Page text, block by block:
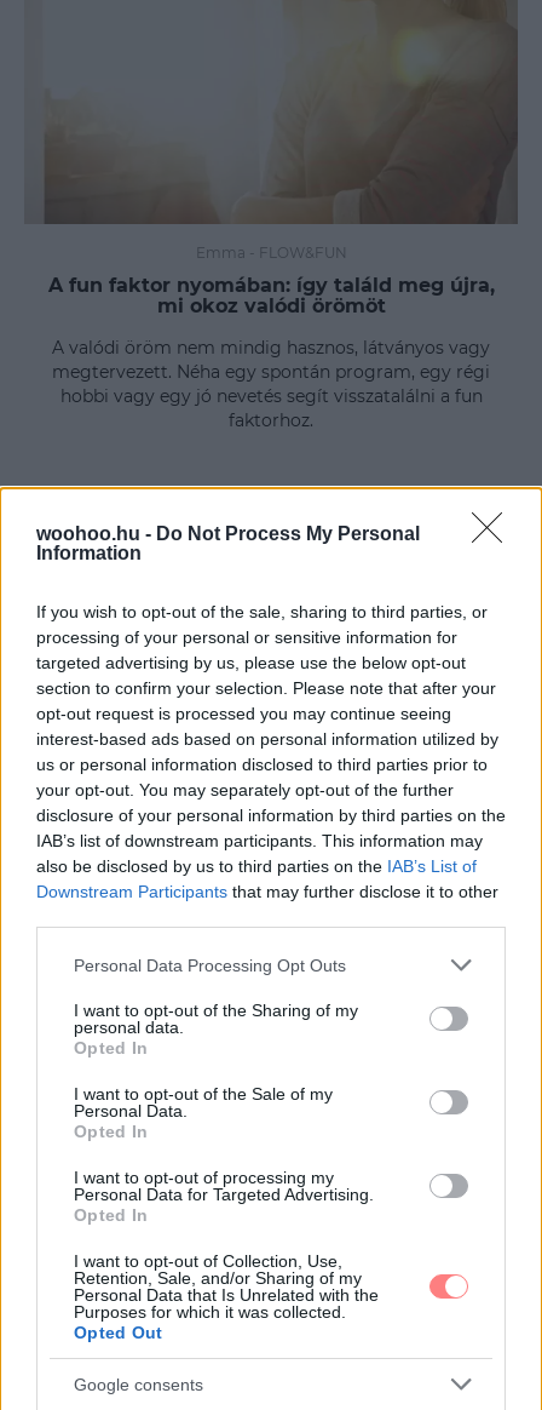
woohoo.hu - Do Not Process My Personal
Information
If you wish to opt-out of the sale, sharing to third parties, or
processing of your personal or sensitive information for
targeted advertising by us, please use the below opt-out
section to confirm your selection. Please note that after your
opt-out request is processed you may continue seeing
interest-based ads based on personal information utilized by
us or personal information disclosed to third parties prior to
your opt-out. You may separately opt-out of the further
disclosure of your personal information by third parties on the
IAB’s list of downstream participants. This information may
also be disclosed by us to third parties on the IAB’s List of
Downstream Participants that may further disclose it to other
Please note that this website/app uses one or more Google
not limited to your visit or usage behaviour. You may click to
grant or deny consent to Google and its third-party tags to
use your data for below specified purposes in below Google
consent section.
Personal Data Processing Opt Outs
I want to opt-out of the Sharing of my
personal data.
Opted In
I want to opt-out of the Sale of my
Personal Data.
Opted In
I want to opt-out of processing my
Personal Data for Targeted Advertising.
Opted In
I want to opt-out of Collection, Use,
Retention, Sale, and/or Sharing of my
Personal Data that Is Unrelated with the
Purposes for which it was collected.
Opted Out
Google consents
Emma - FLOW&FUN
A fun faktor nyomában: így találd meg újra,
mi okoz valódi örömöt
A valódi öröm nem mindig hasznos, látványos vagy
megtervezett. Néha egy spontán program, egy régi
hobbi vagy egy jó nevetés segít visszatalálni a fun
faktorhoz.
amelyek megkönnyítik a reggelt
A jó nap sokszor már előző este elkezdődik. Néhány
apró szokással, előkészítéssel és nyugodtabb lezárással
sokat tehetsz azért, hogy a reggel ne kapkodással